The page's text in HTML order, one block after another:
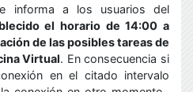
informa a los usuarios del
el horario de 14:00 a
de las posibles tareas de
Virtual. En consecuencia si
en el citado intervalo